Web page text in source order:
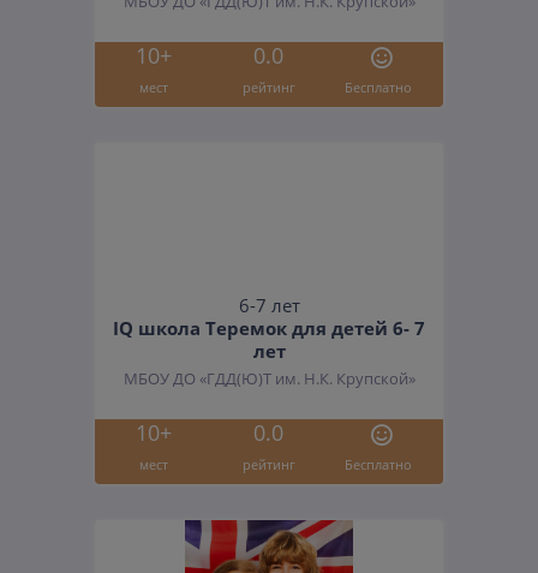
10+ 0.0
мест рейтинг Бесплатно
6-7 лет
IQ школа Теремок для детей 6- 7
лет
МБОУ ДО «ГДД(Ю)Т им. Н.К. Крупской»
10+ 0.0
мест рейтинг Бесплатно